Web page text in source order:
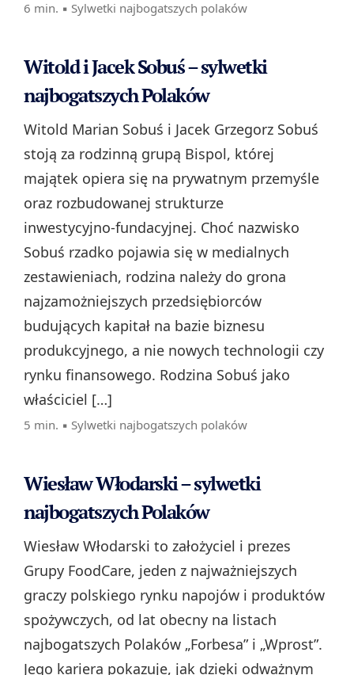
6 min. ▪ Sylwetki najbogatszych polaków
Witold i Jacek Sobuś – sylwetki
najbogatszych Polaków
Witold Marian Sobuś i Jacek Grzegorz Sobuś
stoją za rodzinną grupą Bispol, której
majątek opiera się na prywatnym przemyśle
oraz rozbudowanej strukturze
inwestycyjno‑fundacyjnej. Choć nazwisko
Sobuś rzadko pojawia się w medialnych
zestawieniach, rodzina należy do grona
najzamożniejszych przedsiębiorców
budujących kapitał na bazie biznesu
produkcyjnego, a nie nowych technologii czy
rynku finansowego. Rodzina Sobuś jako
właściciel […]
5 min. ▪ Sylwetki najbogatszych polaków
Wiesław Włodarski – sylwetki
najbogatszych Polaków
Wiesław Włodarski to założyciel i prezes
Grupy FoodCare, jeden z najważniejszych
graczy polskiego rynku napojów i produktów
spożywczych, od lat obecny na listach
najbogatszych Polaków „Forbesa” i „Wprost”.
Jego kariera pokazuje, jak dzięki odważnym